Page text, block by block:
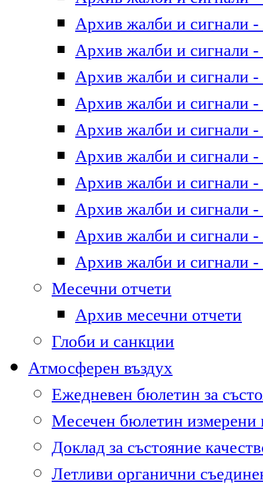
Архив жалби и сигнали -
Архив жалби и сигнали -
Архив жалби и сигнали -
Архив жалби и сигнали -
Архив жалби и сигнали -
Архив жалби и сигнали -
Архив жалби и сигнали -
Архив жалби и сигнали -
Архив жалби и сигнали -
Архив жалби и сигнали -
Месечни отчети
Архив месечни отчети
Глоби и санкции
Атмосферен въздух
Ежедневен бюлетин за
Месечен бюлетин
Доклад за състояние
Летливи органични